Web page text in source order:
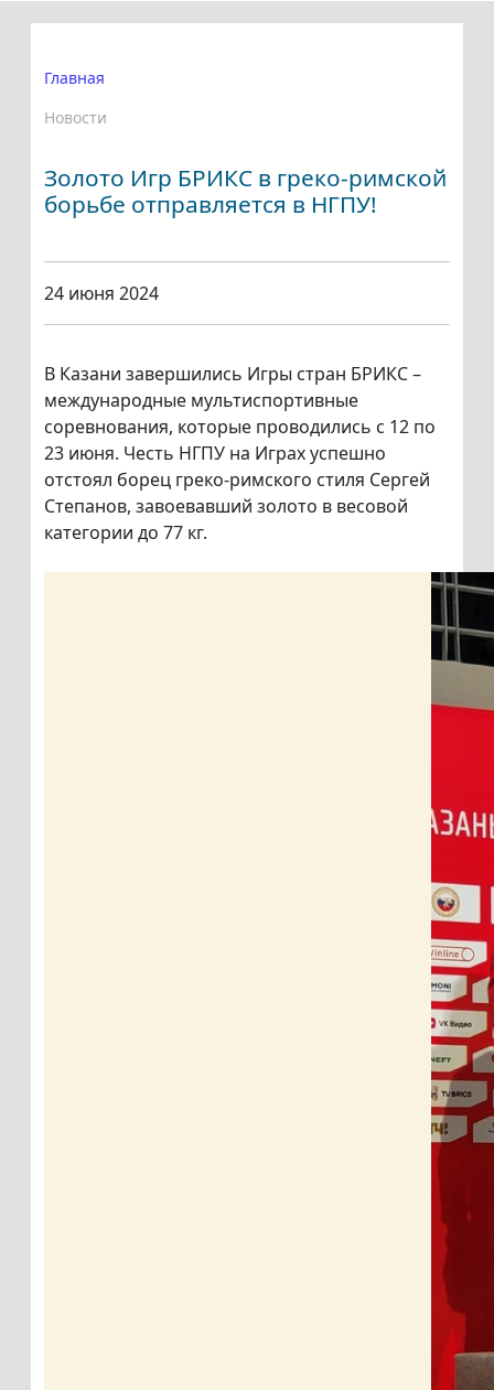
Главная
Новости
Золото Игр БРИКС в греко-римской
борьбе отправляется в НГПУ!
24 июня 2024
В Казани завершились Игры стран БРИКС –
международные мультиспортивные
соревнования, которые проводились с 12 по
23 июня. Честь НГПУ на Играх успешно
отстоял борец греко-римского стиля Сергей
Степанов, завоевавший золото в весовой
категории до 77 кг.